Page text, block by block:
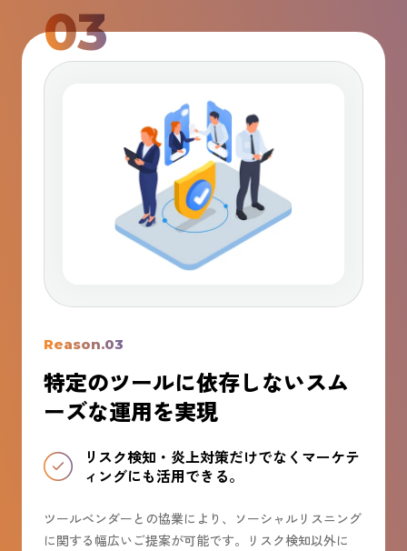
03
Reason.03
特定のツールに依存しないスム
ーズな運用を実現​
リスク検知・炎上対策だけでなくマーケテ
ィングにも活用できる。
ツールベンダーとの協業により、ソーシャルリスニング
に関する幅広いご提案が可能​です。リスク検知以外に